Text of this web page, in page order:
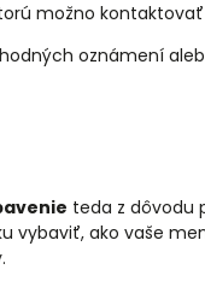
možno
oznámení
teda z dôvodu
vybaviť, ako vaše